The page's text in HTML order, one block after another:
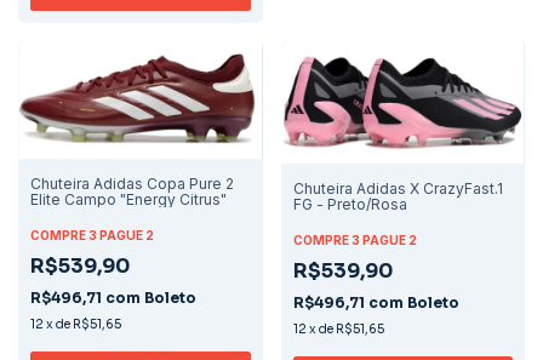
Chuteira Adidas Copa Pure 2
Elite Campo "Energy Citrus"
COMPRE 3 PAGUE 2
R$539,90
R$496,71 com Boleto
12 xde R$51,65
Chuteira Adidas X CrazyFast.1
FG - Preto/Rosa
COMPRE 3 PAGUE 2
R$539,90
R$496,71 com Boleto
12 xde R$51,65